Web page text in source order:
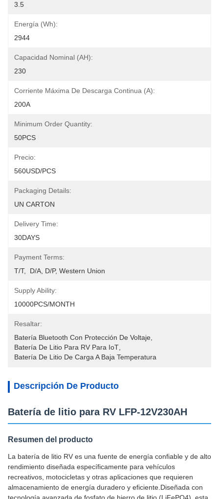
3.5
Energía (Wh):
2944
Capacidad Nominal (AH):
230
Corriente Máxima De Descarga Continua (A):
200A
Minimum Order Quantity:
50PCS
Precio:
560USD/PCS
Packaging Details:
UN CARTON
Delivery Time:
30DAYS
Payment Terms:
T/T,  D/A, D/P, Western Union
Supply Ability:
10000PCS/MONTH
Resaltar:
Batería Bluetooth Con Protección De Voltaje
Batería De Litio Para RV Para IoT
Batería De Litio De Carga A Baja Temperatura
Descripción De Producto
Batería de litio para RV LFP-12V230AH
Resumen del producto
La batería de litio RV es una fuente de energía confiable y de alto
rendimiento diseñada específicamente para vehículos
recreativos, motocicletas y otras aplicaciones que requieren
almacenamiento de energía duradero y eficiente.Diseñada con